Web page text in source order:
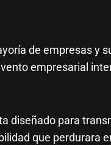
de empresas y
empresarial
diseñado para
que perdurara